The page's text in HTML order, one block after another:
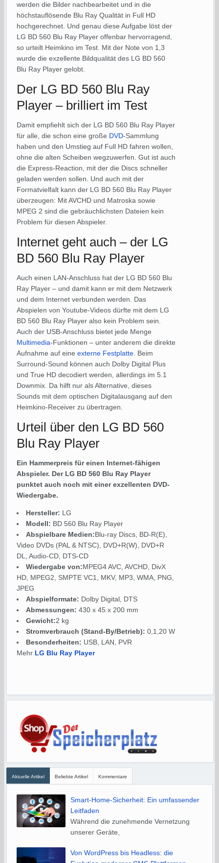
werden die Bilder nachbearbeitet und in die
höchstauflösende Blu Ray Qualität in Full HD
hochgerechnet. Und genau diese Aufgabe löst der
LG BD 560 Blu Ray Player offenbar hervorragend,
so urteilt Heimkino im Test. Mit der Note von 1,3
wurde die exzellente Bildqualität des LG BD 560
Blu Ray Player gelobt.
Der LG BD 560 Blu Ray
Player – brilliert im Test
Damit empfiehlt sich der LG BD 560 Blu Ray Player
für alle, die schon eine große DVD-Sammlung
haben und den Umstieg auf Full HD fahren wollen,
ohne die alten Scheiben wegzuwerfen. Gut ist auch
die Express-Reaction, mit der die Discs schneller
geladen werden sollen. Und auch mit der
Formatvielfalt kann der LG BD 560 Blu Ray Player
überzeugen: Mit AVCHD und Matroska sowie
MPEG 2 sind die gebräuchlichsten Dateien kein
Problem für diesen Abspieler.
Internet geht auch – der LG
BD 560 Blu Ray Player
Auch einen LAN-Anschluss hat der LG BD 560 Blu
Ray Player – und damit kann er mit dem Netzwerk
und dem Internet verbunden werden. Das
Abspielen von Youtube-Videos dürfte mit dem LG
BD 560 Blu Ray Player also kein Problem sein.
Auch der USB-Anschluss bietet jede Menge
Multimedia-Funktionen – unter anderem die direkte
Aufnahme auf eineexterne Festplatte. Beim
Surround-Sound können auch Dolby Digital Plus
und True HD decodiert werden, allerdings im 5.1
Downmix. Da hilft nur als Alternative, dieses
Sounds mit dem optischen Digitalausgang auf den
Heimkino-Receiver zu übertragen.
Urteil über den LG BD 560
Blu Ray Player
Ein Hammerpreis für einen Internet-fähigen
Abspieler. Der LG BD 560 Blu Ray Player
punktet auch noch mit einer exzellenten DVD-
Wiedergabe.
Hersteller: LG
Modell: BD 560 Blu Ray Player
Abspielbare Medien:Blu-ray Discs, BD-R(E),
Video DVDs (PAL & NTSC), DVD+R(W), DVD+R
DL, Audio-CD, DTS-CD
Wiedergabe von:MPEG4 AVC, AVCHD, DivX
HD, MPEG2, SMPTE VC1, MKV, MP3, WMA, PNG,
JPEG
Abspielformate: Dolby Digital, DTS
Abmessungen: 430 x 45 x 200 mm
Gewicht:2 kg
Stromverbrauch (Stand-By/Betrieb): 0,1,20 W
Besonderheiten: USB, LAN, PVR
Mehr LG Blu Ray Player
Aktuelle Artikel Beliebte Artikel Kommentare
Smart-Home-Sicherheit: Ein umfassender
Leitfaden
Während die zunehmende Vernetzung
unserer Geräte,
Von WordPress bis Headless: die